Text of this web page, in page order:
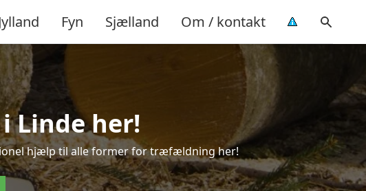
Fyn Sjælland Om / kontakt
Linde her!
hjælp til alle former for træfældning her!